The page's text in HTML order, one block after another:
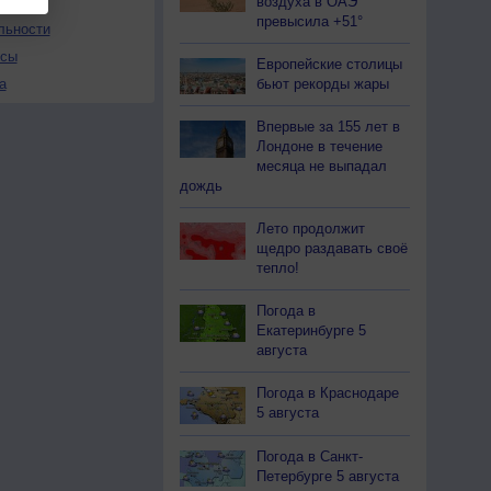
превысила +51°
Европейские столицы
бьют рекорды жары
Впервые за 155 лет в
Лондоне в течение
месяца не выпадал
дождь
Лето продолжит
щедро раздавать своё
тепло!
Погода в
Екатеринбурге 5
августа
Погода в Краснодаре
5 августа
Погода в Санкт-
Петербурге 5 августа